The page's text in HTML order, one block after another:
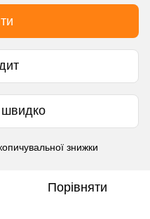
знижки
Порівняти